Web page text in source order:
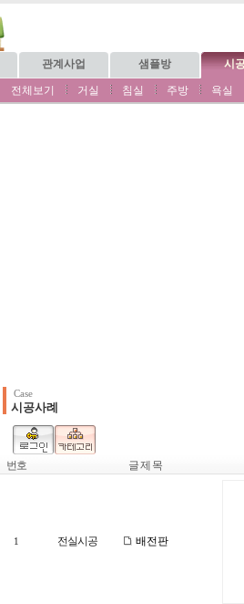
관계사업 샘플방 시
전체보기 거실 침실 주방 욕실
Case
시공사례
번호 글 제 목
1 전실시공 배전판